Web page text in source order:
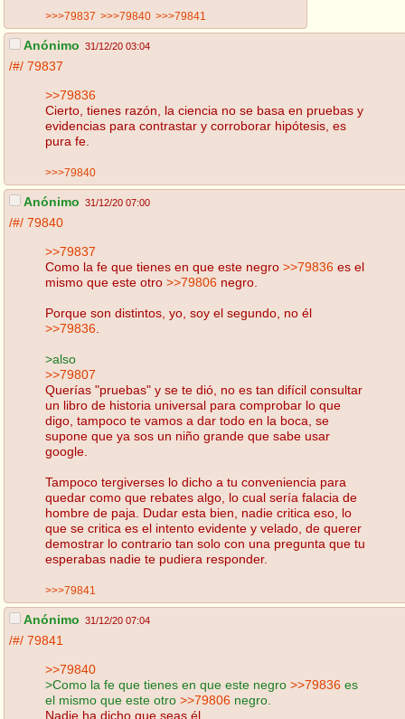
>>>79837 >>>79840 >>>79841
Anónimo 31/12/20 03:04
/#/ 79837
>>79836
Cierto, tienes razón, la ciencia no se basa en pruebas y
evidencias para contrastar y corroborar hipótesis, es
pura fe.
>>>79840
Anónimo 31/12/20 07:00
/#/ 79840
>>79837
Como la fe que tienes en que este negro >>79836 es el
mismo que este otro >>79806 negro.
Porque son distintos, yo, soy el segundo, no él
>>79836
>also
>>79807
Querías "pruebas" y se te dió, no es tan difícil consultar
un libro de historia universal para comprobar lo que
digo, tampoco te vamos a dar todo en la boca, se
supone que ya sos un niño grande que sabe usar
google.
Tampoco tergiverses lo dicho a tu conveniencia para
quedar como que rebates algo, lo cual sería falacia de
hombre de paja. Dudar esta bien, nadie critica eso, lo
que se critica es el intento evidente y velado, de querer
demostrar lo contrario tan solo con una pregunta que tu
esperabas nadie te pudiera responder.
>>>79841
Anónimo 31/12/20 07:04
/#/ 79841
>>79840
>Como la fe que tienes en que este negro >>79836 es
el mismo que este otro >>79806 negro.
Nadie ha dicho que seas él.